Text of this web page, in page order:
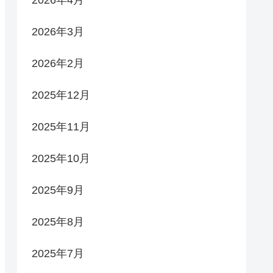
2026年3月
2026年2月
2025年12月
2025年11月
2025年10月
2025年9月
2025年8月
2025年7月